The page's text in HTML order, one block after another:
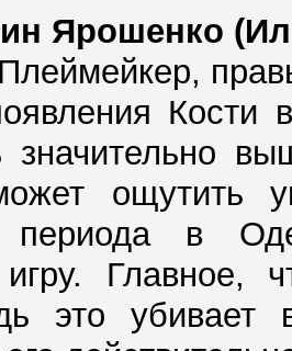
Ярошенко
Кости
значительно
ощутить
периода в
Главное,
это убивает